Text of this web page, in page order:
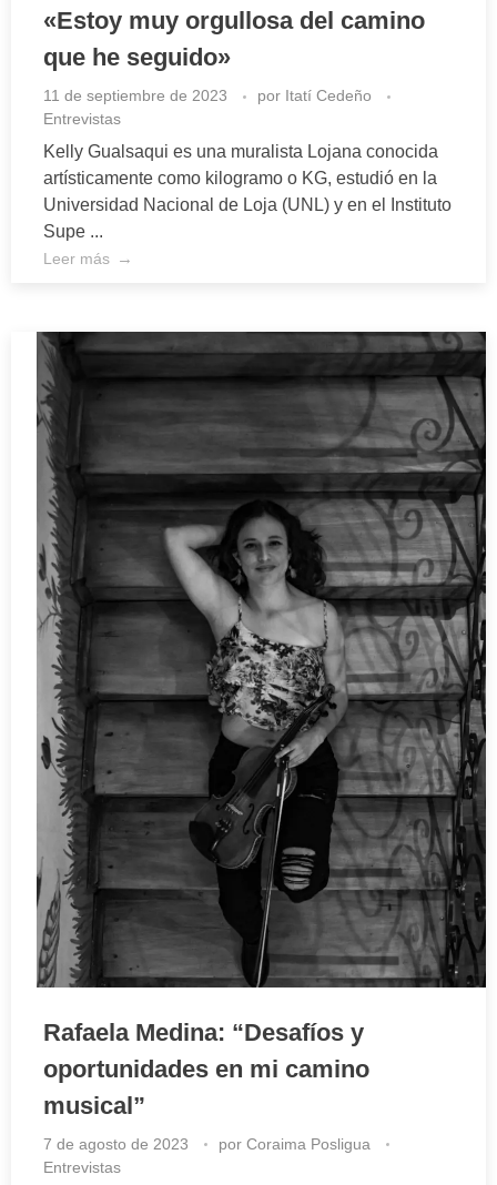
«Estoy muy orgullosa del camino
que he seguido»
11 de septiembre de 2023 por Itatí Cedeño
Entrevistas
Kelly Gualsaqui es una muralista Lojana conocida
artísticamente como kilogramo o KG, estudió en la
Universidad Nacional de Loja (UNL) y en el Instituto
Supe ...
Leer más
Rafaela Medina: “Desafíos y
oportunidades en mi camino
musical”
7 de agosto de 2023 por Coraima Posligua
Entrevistas